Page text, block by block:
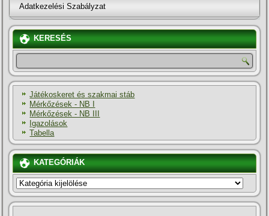
Adatkezelési Szabályzat
KERESÉS
Játékoskeret és szakmai stáb
Mérkőzések - NB I
Mérkőzések - NB III
Igazolások
Tabella
KATEGÓRIÁK
KATEGÓRIÁK